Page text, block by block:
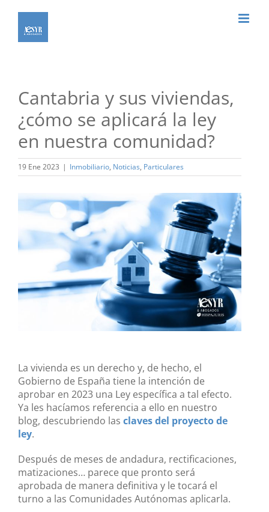
contenido
Cantabria y sus viviendas,
¿cómo se aplicará la ley
en nuestra comunidad?
19 Ene 2023 | Inmobiliario, Noticias, Particulares
Ver
imagen
grande
La vivienda es un derecho y, de hecho, el
Gobierno de España tiene la intención de
aprobar en 2023 una Ley específica a tal efecto.
Ya les hacíamos referencia a ello en nuestro
blog, descubriendo las claves del proyecto de
ley.
Después de meses de andadura, rectificaciones,
matizaciones… parece que pronto será
aprobada de manera definitiva y le tocará el
turno a las Comunidades Autónomas aplicarla.